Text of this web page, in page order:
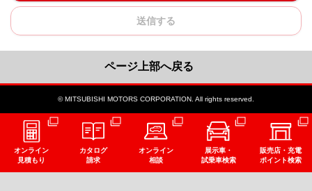
送信する
ページ上部へ戻る
© MITSUBISHI MOTORS CORPORATION. All rights reserved.
オンライン
見積もり
カタログ
請求
オンライン
相談
展示車・
試乗車検索
販売店・充電
ポイント検索